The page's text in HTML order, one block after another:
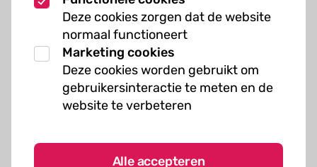
Deze cookies zorgen dat de website
normaal functioneert
Marketing cookies
Deze cookies worden gebruikt om
gebruikersinteractie te meten en de
website te verbeteren
Alle accepteren
Over ons
Organisatie
Werken bij Kielzog
Veelgestelde vragen